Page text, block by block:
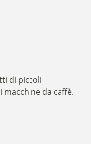
di piccoli
da caffè.